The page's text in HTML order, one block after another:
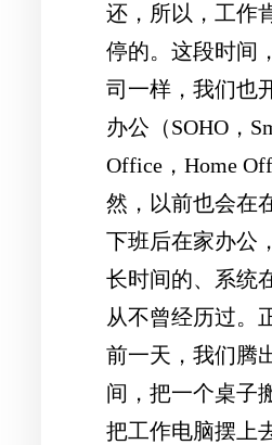
还，所以，工作
停的。这段时间
司一样，我们也
办公（SOHO，
Office，Home
然，以前也会在
下班后在家办公
长时间的、系统
从不曾经历过。
前一天，我们腾
间，把一个桌子
把工作电脑摆上